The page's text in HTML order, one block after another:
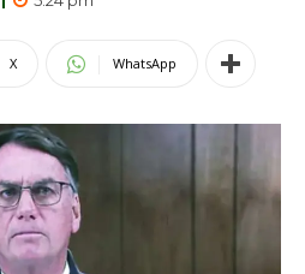
X WhatsApp